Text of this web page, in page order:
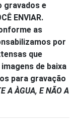
gravados e
ENVIAR.
as
por
que
de baixa
para gravação
A ÀGUA, E NÃO A